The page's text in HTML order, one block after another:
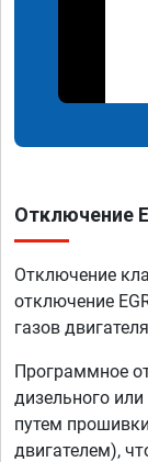
Отключение
Отключение
отключение
газов
Программное
дизельного
путем
двигателем),